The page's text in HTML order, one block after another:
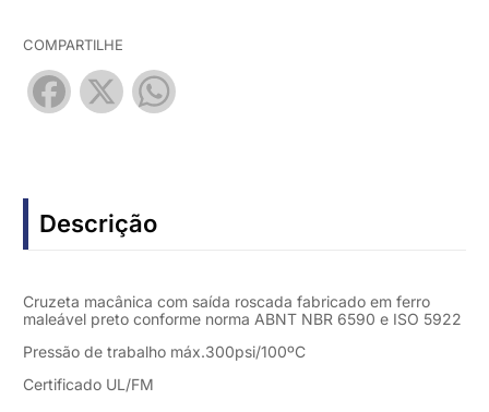
COMPARTILHE
Facebook
X
Descrição
Cruzeta macânica com saída roscada fabricado em ferro
maleável preto conforme norma ABNT NBR 6590 e ISO 5922
Pressão de trabalho máx.300psi/100ºC
Certificado UL/FM